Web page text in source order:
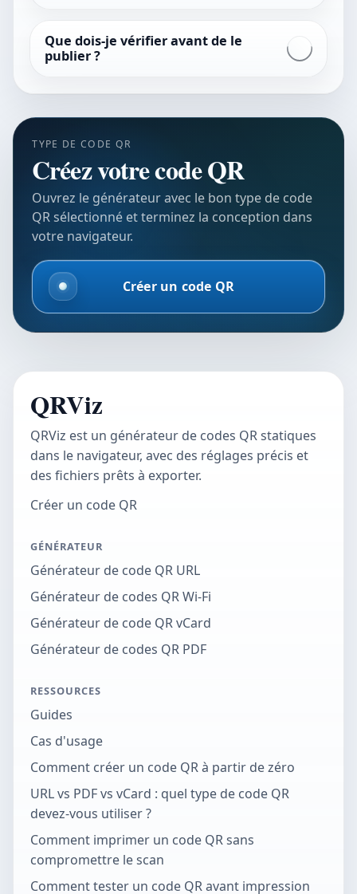
Que dois-je vérifier avant de le
publier ?
TYPE DE CODE QR
Créez votre code QR
Ouvrez le générateur avec le bon type de code
QR sélectionné et terminez la conception dans
votre navigateur.
Créer un code QR
QRViz
QRViz est un générateur de codes QR statiques
dans le navigateur, avec des réglages précis et
des fichiers prêts à exporter.
Créer un code QR
GÉNÉRATEUR
Générateur de code QR URL
Générateur de codes QR Wi-Fi
Générateur de code QR vCard
Générateur de codes QR PDF
RESSOURCES
Guides
Cas d'usage
Comment créer un code QR à partir de zéro
URL vs PDF vs vCard : quel type de code QR
devez-vous utiliser ?
Comment imprimer un code QR sans
compromettre le scan
Comment tester un code QR avant impression